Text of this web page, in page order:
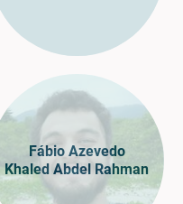
Fábio Azevedo
Khaled Abdel Rahman